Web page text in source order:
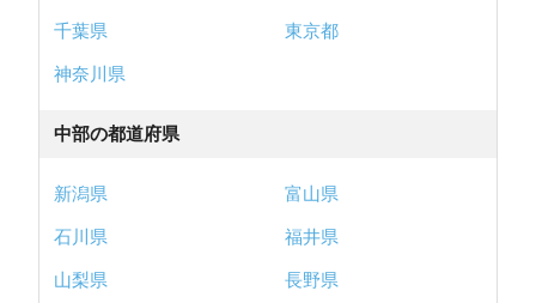
千葉県
東京都
神奈川県
中部の都道府県
新潟県
富山県
石川県
福井県
山梨県
長野県